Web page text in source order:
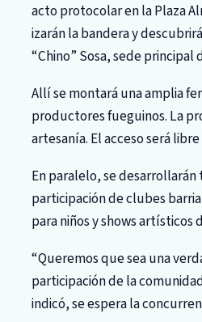
acto protocolar en la Plaza
izarán la bandera y
“Chino” Sosa, sede principal
Allí se montará una amplia
productores fueguinos. La
artesanía. El acceso será
En paralelo, se
participación de clubes
para niños y shows artísticos
“Queremos que sea una
participación de la
indicó, se espera la